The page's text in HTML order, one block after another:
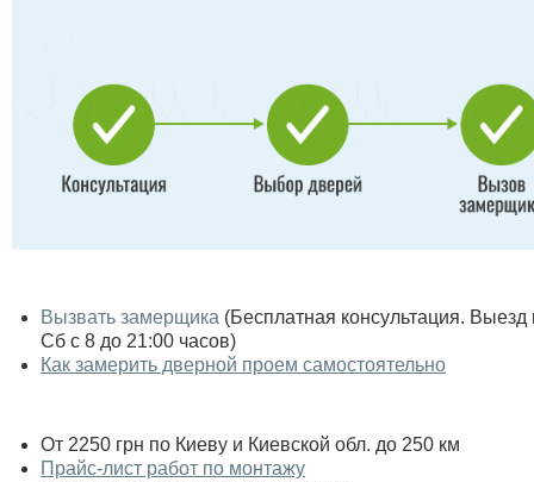
Вызвать замерщика (Бесплатная консультация.
Сб с 8 до 21:00 часов)
Как замерить дверной проем самостоятельно
От 2250 грн по Киеву и Киевской обл. до 250 км
Прайс-лист работ по монтажу